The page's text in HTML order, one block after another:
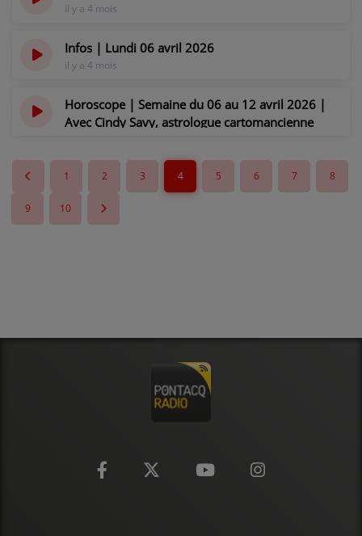
il y a 4 mois
Infos | Lundi 06 avril 2026
il y a 4 mois
Horoscope | Semaine du 06 au 12 avril 2026 |
Avec Cindy Savy, astrologue cartomancienne
1 2 3 4 5 6 7 8
9 10